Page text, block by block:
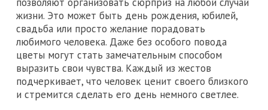
жизни. Это может быть день рождения, юбилей,
свадьба или просто желание порадовать
любимого человека. Даже без особого повода
цветы могут стать замечательным способом
выразить свои чувства. Каждый из жестов
подчеркивает, что человек ценит своего близкого
и стремится сделать его день немного светлее.